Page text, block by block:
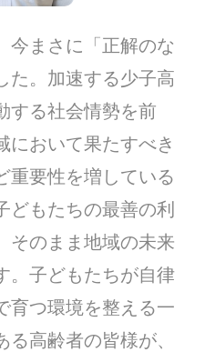
今まさに「正解のな
た。加速する少子高
する社会情勢を前
において果たすべき
重要性を増している
どもたちの最善の利
そのまま地域の未来
。子どもたちが自律
育つ環境を整える一
高齢者の皆様が、